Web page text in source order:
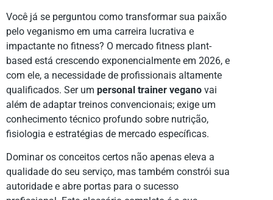
Você já se perguntou como transformar sua paixão
pelo veganismo em uma carreira lucrativa e
impactante no fitness? O mercado fitness plant-
based está crescendo exponencialmente em 2026, e
com ele, a necessidade de profissionais altamente
qualificados. Ser um personal trainer vegano vai
além de adaptar treinos convencionais; exige um
conhecimento técnico profundo sobre nutrição,
fisiologia e estratégias de mercado específicas.
Dominar os conceitos certos não apenas eleva a
qualidade do seu serviço, mas também constrói sua
autoridade e abre portas para o sucesso